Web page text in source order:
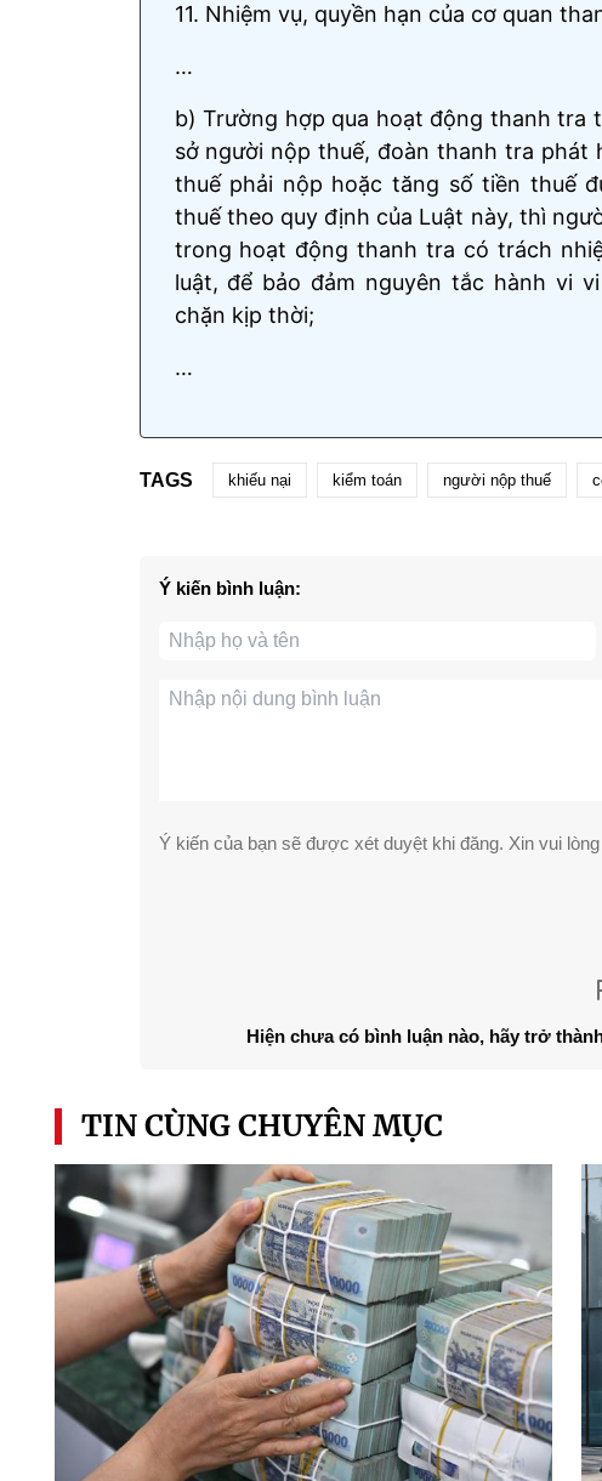
11. Nhiệm vụ, quyền hạn của cơ quan
…
b) Trường hợp qua hoạt động thanh tra
sở người nộp thuế, đoàn thanh tra phát
thuế phải nộp hoặc tăng số tiền thuế
thuế theo quy định của Luật này, thì
trong hoạt động thanh tra có trách
luật, để bảo đảm nguyên tắc hành vi
chặn kịp thời;
…
TAGS khiếu nại kiểm toán người nộp thuế
Ý kiến bình luận:
Ý kiến của bạn sẽ được xét duyệt khi đăng. Xin vui
Hiện chưa có bình luận nào, hãy trở
TIN CÙNG CHUYÊN MỤC